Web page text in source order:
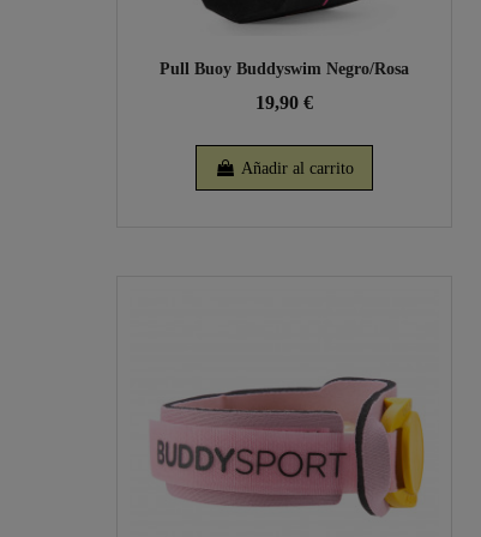
Pull Buoy Buddyswim Negro/Rosa
19,90 €
Añadir al carrito